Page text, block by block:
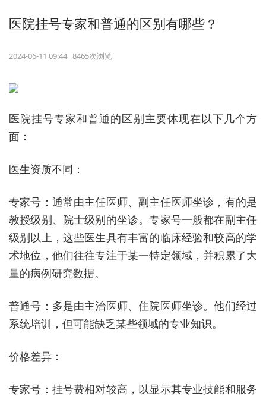
医院挂号专家和普通的区别有哪些？
2024-06-11 09:44 8465次浏览
医院挂号专家和普通的区别主要体现在以下几个方
面：
医生资质不同：
专家号：通常由主任医师、副主任医师坐诊，有的是
教授级别、院士级别的坐诊。专家号一般都在副主任
级别以上，这些医生具有丰富的临床经验和较高的学
术地位，他们往往专注于某一特定领域，并积累了大
量的病例研究数据。
普通号：多是由主治医师、住院医师坐诊。他们经过
系统培训，但可能缺乏某些领域的专业知识。
价格差异：
专家号：挂号费相对较高，以显示其专业技能和服务